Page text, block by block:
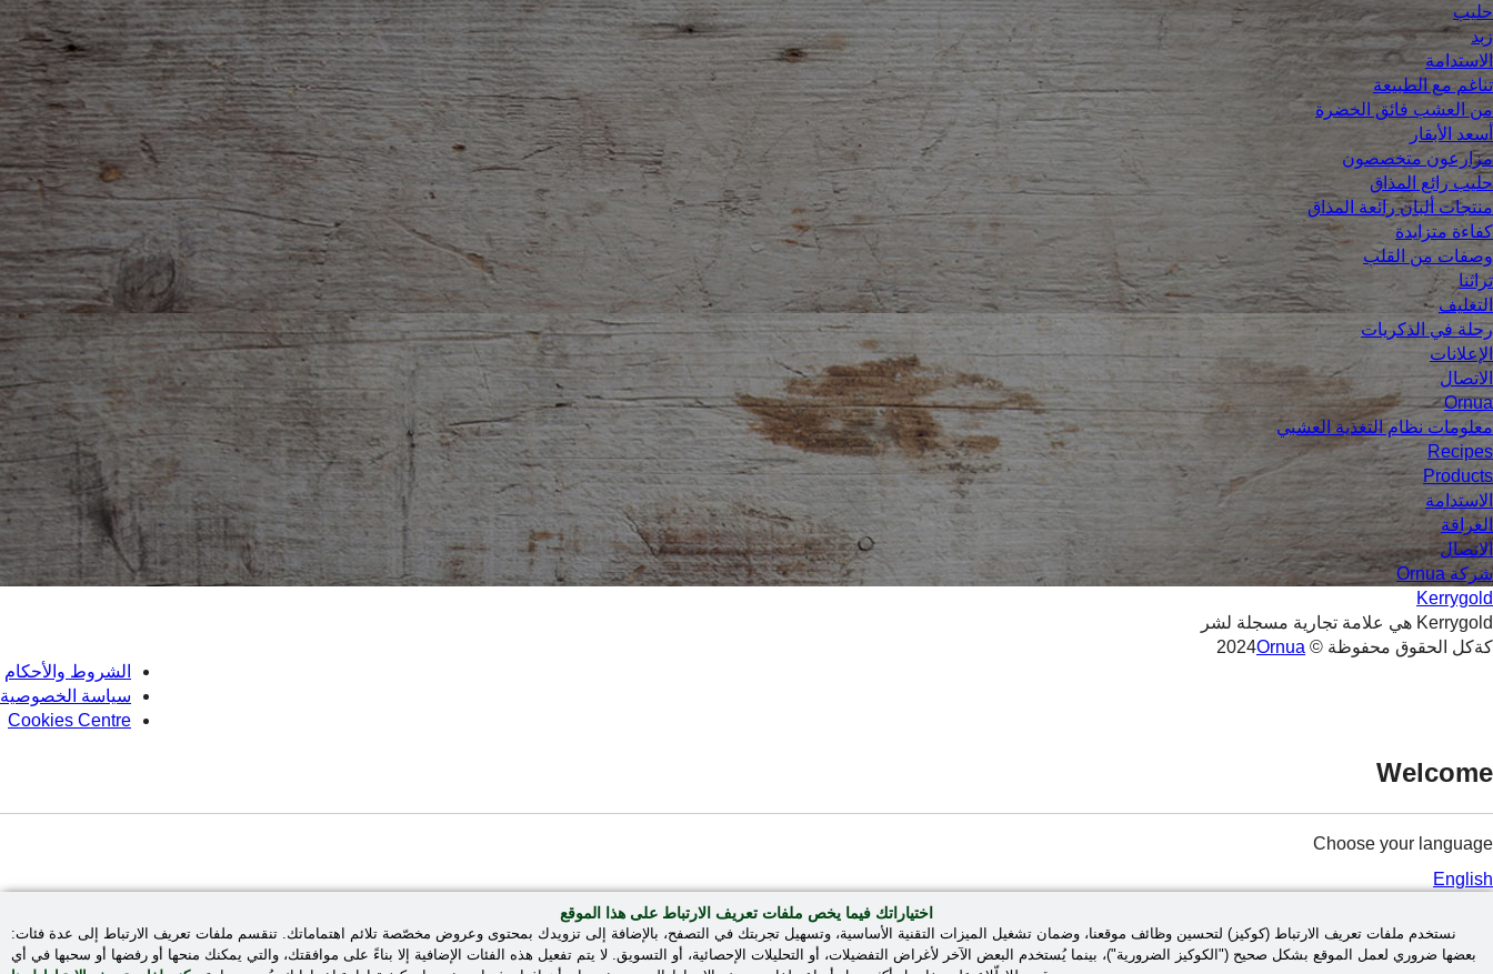
اختياراتك فيما يخص ملفات تعريف الارتباط على هذا الموقع
نستخدم ملفات تعريف الارتباط (كوكيز) لتحسين وظائف موقعنا، وضمان تشغيل الميزات التقنية الأساسية، وتسهيل تجربتك في التصفح، بالإضافة إلى تزويدك بمحتوى وعروض مخصّصة تلائم اهتماماتك. تنقسم ملفات تعريف الارتباط إلى عدة فئات:
بعضها ضروري لعمل الموقع بشكل صحيح ("الكوكيز الضرورية")، بينما يُستخدم البعض الآخر لأغراض التفضيلات، أو التحليلات الإحصائية، أو التسويق. لا يتم تفعيل هذه الفئات الإضافية إلا بناءً على موافقتك، والتي يمكنك منحها أو رفضها أو سحبها في أي
حليب
زبد
الاستدامة
تناغم مع الطبيعة
من العشب فائق الخضرة
أسعد الأبقار
مزارعون متخصصون
حليب رائع المذاق
منتجات ألبان رائعة المذاق
كفاءة متزايدة
وصفات من القلب
تراثنا
التغليف
رحلة في الذكريات
الإعلانات
الاتصال
Ornua
معلومات نظام التغذية العشبي
Recipes
Products
الاستدامة
العراقة
الاتصال
شركة Ornua
Kerrygold
Kerrygold هي علامة تجارية مسجلة لشر
كةكل الحقوق محفوظة © 2024 Ornua
الشروط والأحكام
سياسة الخصوصية
Cookies Centre
Welcome
Choose your language
English
مرحبا. فضلا اختر لغتك